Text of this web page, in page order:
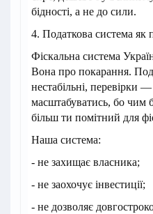
бідності, а не до сили.
4. Податкова система як
Фіскальна система
Вона про покарання.
нестабільні, перевірки —
масштабуватись, бо
більш ти помітний для
Наша система:
- не захищає власника;
- не заохочує інвестиції;
- не дозволяє